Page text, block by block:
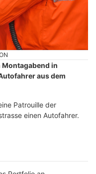
in
aus dem
Patrouille der
einen Autofahrer.